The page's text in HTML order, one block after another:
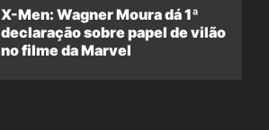
X-Men: Wagner Moura dá 1ª
declaração sobre papel de vilão
no filme da Marvel